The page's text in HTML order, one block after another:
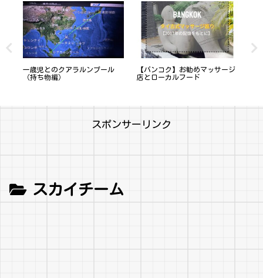
一歳児とのクアラルンプール
（持ち物編）
【バンコク】お勧めマッサージ
店とローカルフード
スポンサーリンク
スカイチーム